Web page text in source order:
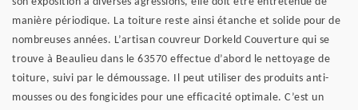
manière périodique. La toiture reste ainsi étanche et solide pour de
nombreuses années. L’artisan couvreur Dorkeld Couverture qui se
trouve à Beaulieu dans le 63570 effectue d’abord le nettoyage de
toiture, suivi par le démoussage. Il peut utiliser des produits anti-
mousses ou des fongicides pour une efficacité optimale. C’est un